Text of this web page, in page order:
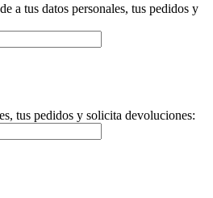
a tus datos personales, tus pedidos y
tus pedidos y solicita devoluciones: